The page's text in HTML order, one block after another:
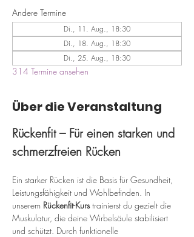
Andere Termine
Di., 11. Aug., 18:30
Di., 18. Aug., 18:30
Di., 25. Aug., 18:30
314 Termine ansehen
Über die Veranstaltung
Rückenfit – Für einen starken und
schmerzfreien Rücken
Ein starker Rücken ist die Basis für Gesundheit,
Leistungsfähigkeit und Wohlbefinden. In
unserem Rückenfit-Kurs trainierst du gezielt die
Muskulatur, die deine Wirbelsäule stabilisiert
und schützt. Durch funktionelle